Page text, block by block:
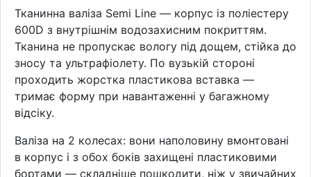
Тканинна валіза Semi Line — корпус із поліестеру
600D з внутрішнім водозахисним покриттям.
Тканина не пропускає вологу під дощем, стійка до
зносу та ультрафіолету. По вузькій стороні
проходить жорстка пластикова вставка —
тримає форму при навантаженні у багажному
відсіку.
Валіза на 2 колесах: вони наполовину вмонтовані
в корпус і з обох боків захищені пластиковими
бортами — складніше пошкодити, ніж у звичайних